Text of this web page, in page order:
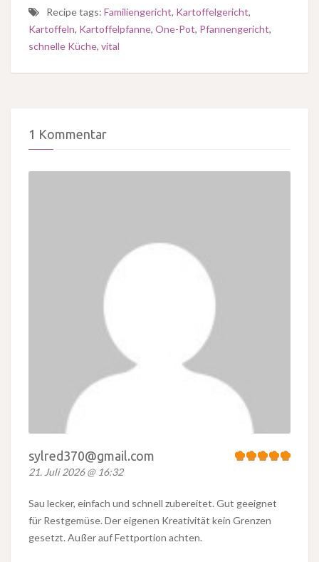
Recipe tags: Familiengericht, Kartoffelgericht,
Kartoffeln, Kartoffelpfanne, One-Pot, Pfannengericht,
schnelle Küche, vital
1 Kommentar
sylred370@gmail.com
21. Juli 2026 @ 16:32
Sau lecker, einfach und schnell zubereitet. Gut geeignet
für Restgemüse. Der eigenen Kreativität kein Grenzen
gesetzt. Außer auf Fettportion achten.